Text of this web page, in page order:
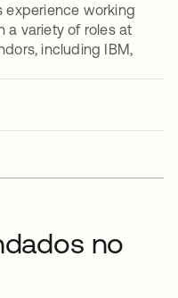
experience working
a variety of roles at
including IBM,
no